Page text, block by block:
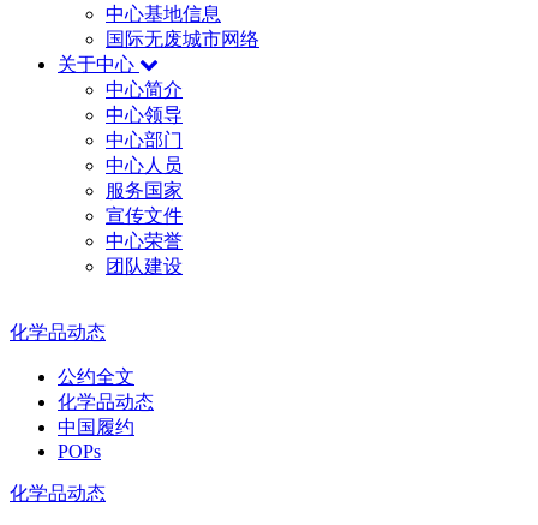
中心基地信息
国际无废城市网络
关于中心
中心简介
中心领导
中心部门
中心人员
服务国家
宣传文件
中心荣誉
团队建设
化学品动态
公约全文
化学品动态
中国履约
POPs
化学品动态